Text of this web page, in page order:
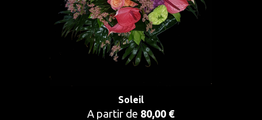
Soleil
A partir de 80,00 €